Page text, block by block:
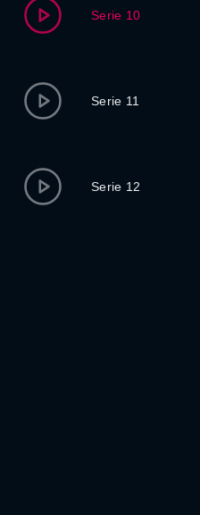
Serie 10
Serie 11
Serie 12